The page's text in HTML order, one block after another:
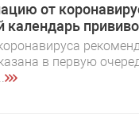
от
календарь
в первую